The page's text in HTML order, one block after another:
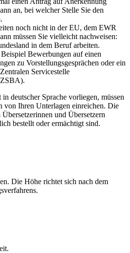
an, bei welcher Stelle Sie den
noch nicht in der EU, dem EWR
müssen Sie vielleicht nachweisen:
in dem Beruf arbeiten.
Bewerbungen auf einen
zu Vorstellungsgesprächen oder ein
Servicestelle
deutscher Sprache vorliegen, müssen
von Ihren Unterlagen einreichen. Die
und Übersetzern
bestellt oder ermächtigt sind.
Die Höhe richtet sich nach dem